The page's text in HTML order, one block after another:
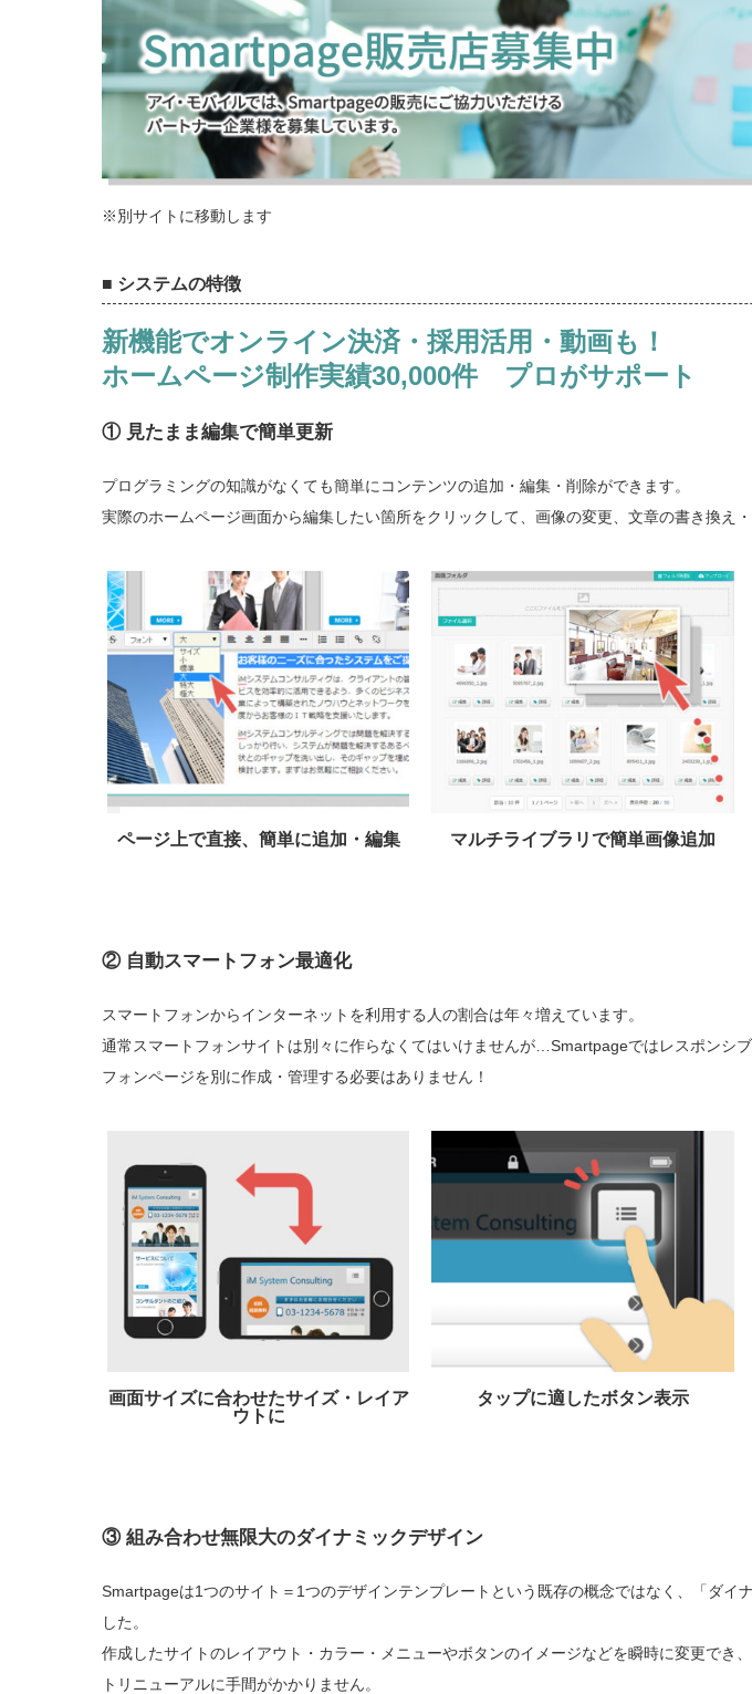
※別サイトに移動します
■ システムの特徴
新機能でオンライン決済・採用活用・動画も！
ホームページ制作実績30,000件 プロがサポート
① 見たまま編集で簡単更新
プログラミングの知識がなくても簡単にコンテンツの追加・編集・削除ができます。
実際のホームページ画面から編集したい箇所をクリックして、画像の変更、文章の書き換え・
ページ上で直接、簡単に追加・編集 マルチライブラリで簡単画像追加
②自動スマートフォン最適化
スマートフォンからインターネットを利用する人の割合は年々増えています。
通常スマートフォンサイトは別々に作らなくてはいけませんが…Smartpageではレスポンシ
フォンページを別に作成・管理する必要はありません！
画面サイズに合わせたサイズ・レイア
ウトに
タップに適したボタン表示
③組み合わせ無限大のダイナミックデザイン
Smartpageは1つのサイト＝1つのデザインテンプレートという既存の概念ではなく、「ダイ
した。
作成したサイトのレイアウト・カラー・メニューやボタンのイメージなどを瞬時に変更でき
トリニューアルに手間がかかりません。